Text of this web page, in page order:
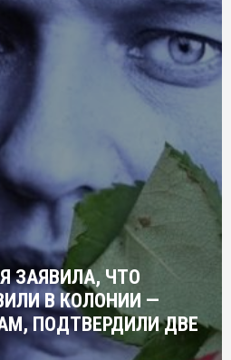
ЗАЯВИЛА, ЧТО
В КОЛОНИИ —
ПОДТВЕРДИЛИ ДВЕ